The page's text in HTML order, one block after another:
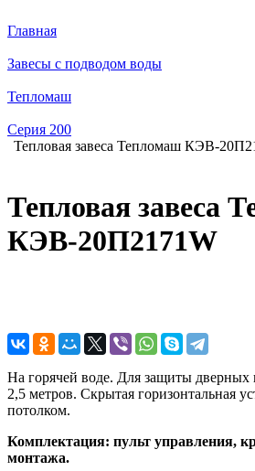
Главная
Завесы с подводом воды
Тепломаш
Серия 200
Тепловая завеса Тепломаш КЭВ-
Тепловая завеса
КЭВ-20П2171W
На горячей воде. Для защиты дверных
2,5 метров. Скрытая горизонтальная
потолком.
Комплектация: пульт управления,
монтажа.